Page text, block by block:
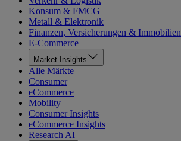
Konsum & FMCG
Metall & Elektronik
Finanzen, Versicherungen & Immobilien
E-Commerce
Market Insights
Alle Märkte
Consumer
eCommerce
Mobility
Consumer Insights
eCommerce Insights
Research AI